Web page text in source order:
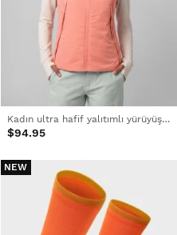
Kadın ultra hafif yalıtımlı yürüyüş yeleği
$94.95
NEW